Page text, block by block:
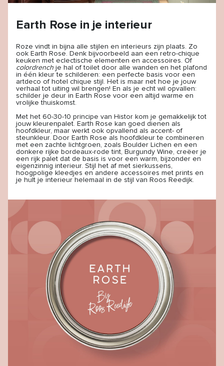
Earth Rose in je interieur
Roze vindt in bijna alle stijlen en interieurs zijn plaats. Zo
ook Earth Rose. Denk bijvoorbeeld aan een retro-chique
keuken met eclectische elementen en accessoires. Of
colordrench je hal of toilet door alle wanden en het plafond
in één kleur te schilderen: een perfecte basis voor een
artdeco of hotel chique stijl. Het is maar net hoe je jouw
verhaal tot uiting wil brengen! En als je echt wil opvallen:
schilder je deur in Earth Rose voor een altijd warme en
vrolijke thuiskomst.
Met het 60-30-10 principe van Histor kom je gemakkelijk tot
jouw kleurenpalet. Earth Rose kan goed dienen als
hoofdkleur, maar werkt ook opvallend als accent- of
steunkleur. Door Earth Rose als hoofdkleur te combineren
met een zachte lichtgroen, zoals Boulder Lichen en een
donkere rijke bordeaux-rode tint, Burgundy Wine, creëer je
een rijk palet dat de basis is voor een warm, bijzonder en
eigenzinnig interieur. Stijl het af met sierkussens,
hoogpolige kleedjes en andere accessoires met prints en
je hult je interieur helemaal in de stijl van Roos Reedijk.